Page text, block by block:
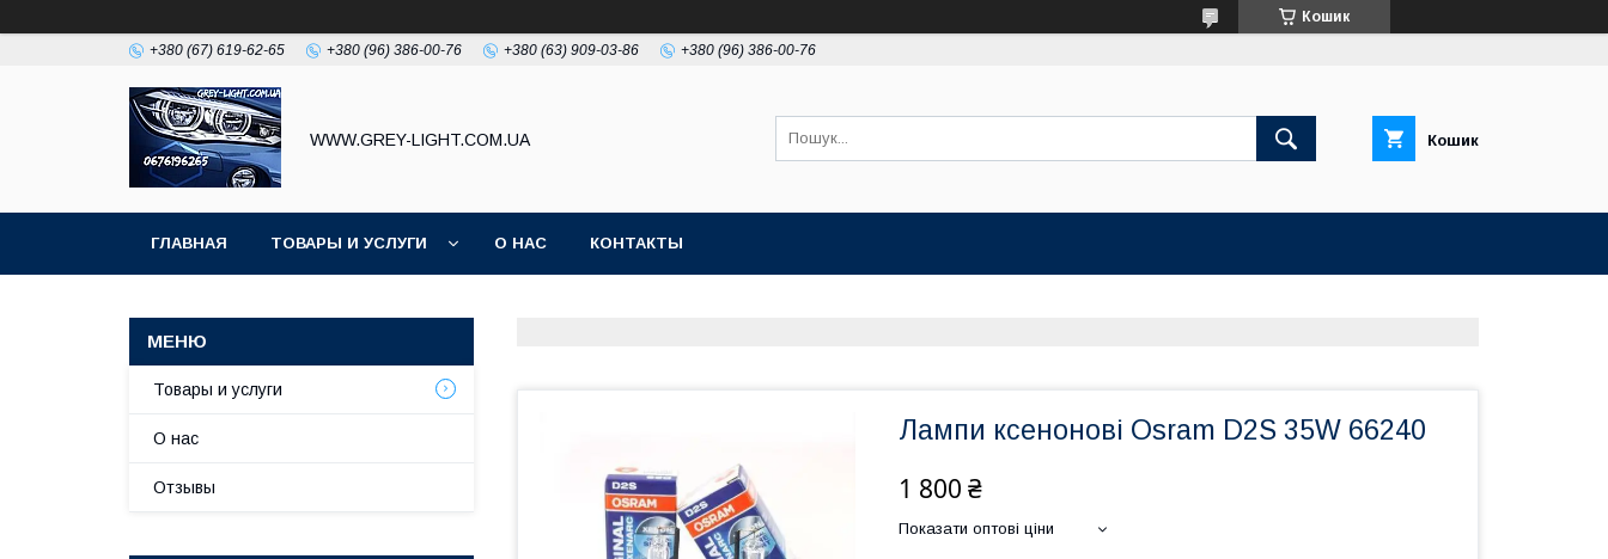
Кошик
+380 (67) 619-62-65 +380 (96) 386-00-76 +380 (63) 909-03-86 +380 (96) 386-00-76
WWW.GREY-LIGHT.COM.UA Кошик
ГЛАВНАЯ ТОВАРЫ И УСЛУГИ О НАС КОНТАКТЫ
Лампи ксенонові Osram D2S 35W 66240
1 800 ₴
Показати оптові ціни
Товары и услуги
О нас
Отзывы